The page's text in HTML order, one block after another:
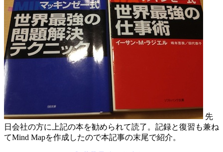
先
日会社の方に上記の本を勧められて読了。記録と復習も兼ね
てMind Mapを作成したので本記事の末尾で紹介。